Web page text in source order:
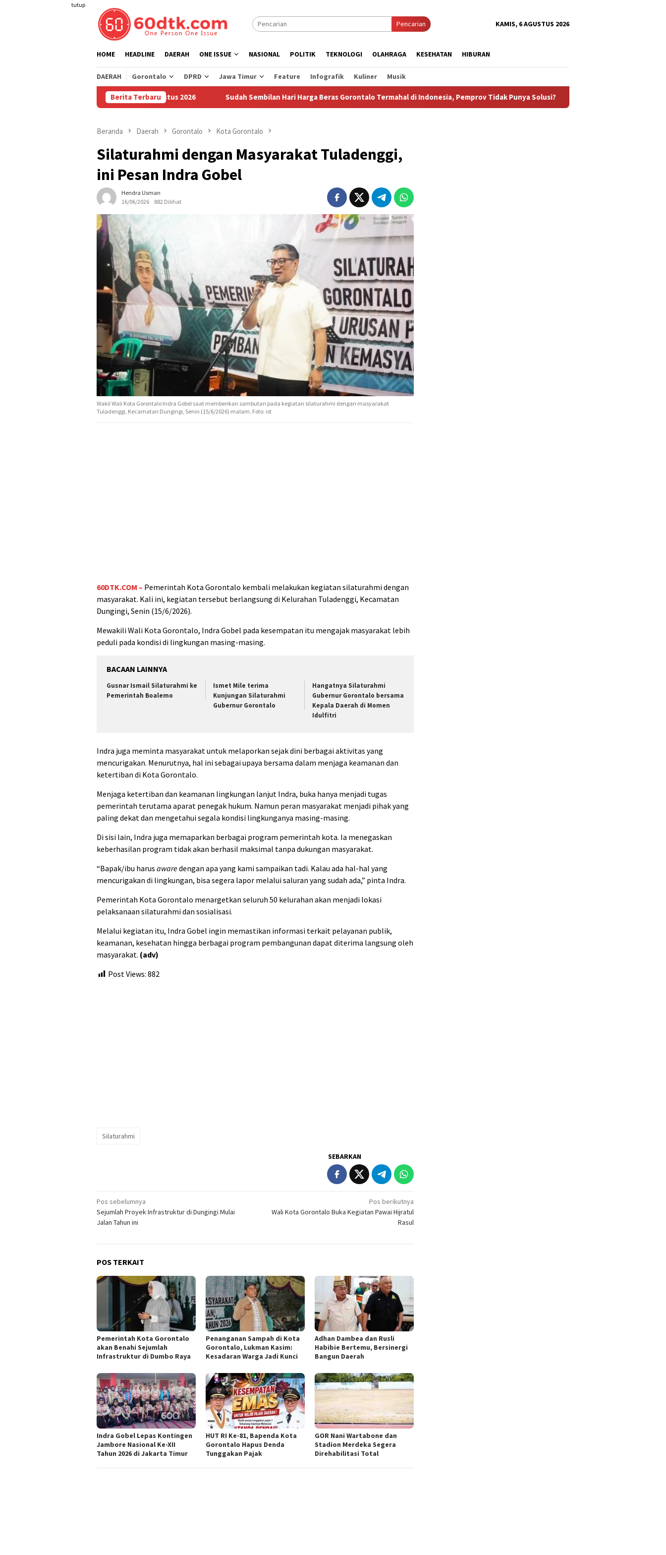
tutup
Pencarian KAMIS, 6 AGUSTUS 2026
HOME HEADLINE DAERAH ONE ISSUE NASIONAL POLITIK TEKNOLOGI OLAHRAGA KESEHATAN HIBURAN
DAERAH Gorontalo DPRD Jawa Timur Feature Infografik Kuliner Musik
Berita Terbaru
di Sulawesi Mulai 1 Agustus 2026 Sudah Sembilan Hari Harga Beras Gorontalo Termahal di Indonesia, Pemprov Tidak Punya Solusi? Aliansi Masyarakat Penambang
Beranda Daerah Gorontalo Kota Gorontalo
Silaturahmi dengan Masyarakat Tuladenggi,
ini Pesan Indra Gobel
Hendra Usman
16/06/2026
882 Dilihat
Wakil Wali Kota Gorontalo Indra Gobel saat memberikan sambutan pada kegiatan silaturahmi dengan masyarakat
Tuladenggi, Kecamatan Dungingi, Senin (15/6/2026) malam. Foto: ist
60DTK.COM – Pemerintah Kota Gorontalo kembali melakukan kegiatan silaturahmi dengan
masyarakat. Kali ini, kegiatan tersebut berlangsung di Kelurahan Tuladenggi, Kecamatan
Dungingi, Senin (15/6/2026).
Mewakili Wali Kota Gorontalo, Indra Gobel pada kesempatan itu mengajak masyarakat lebih
peduli pada kondisi di lingkungan masing-masing.
BACAAN LAINNYA
Gusnar Ismail Silaturahmi ke
Pemerintah Boalemo
Ismet Mile terima
Kunjungan Silaturahmi
Gubernur Gorontalo
Hangatnya Silaturahmi
Gubernur Gorontalo bersama
Kepala Daerah di Momen
Idulfitri
Indra juga meminta masyarakat untuk melaporkan sejak dini berbagai aktivitas yang
mencurigakan. Menurutnya, hal ini sebagai upaya bersama dalam menjaga keamanan dan
ketertiban di Kota Gorontalo.
Menjaga ketertiban dan keamanan lingkungan lanjut Indra, buka hanya menjadi tugas
pemerintah terutama aparat penegak hukum. Namun peran masyarakat menjadi pihak yang
paling dekat dan mengetahui segala kondisi lingkunganya masing-masing.
Di sisi lain, Indra juga memaparkan berbagai program pemerintah kota. Ia menegaskan
keberhasilan program tidak akan berhasil maksimal tanpa dukungan masyarakat.
“Bapak/ibu harus awaredengan apa yang kami sampaikan tadi. Kalau ada hal-hal yang
mencurigakan di lingkungan, bisa segera lapor melalui saluran yang sudah ada,” pinta Indra.
Pemerintah Kota Gorontalo menargetkan seluruh 50 kelurahan akan menjadi lokasi
pelaksanaan silaturahmi dan sosialisasi.
Melalui kegiatan itu, Indra Gobel ingin memastikan informasi terkait pelayanan publik,
keamanan, kesehatan hingga berbagai program pembangunan dapat diterima langsung oleh
masyarakat. (adv)
Post Views: 882
Silaturahmi
SEBARKAN
Navigasi
pos
Pos sebelumnya
Sejumlah Proyek Infrastruktur di Dungingi Mulai
Jalan Tahun ini
Pos berikutnya
Wali Kota Gorontalo Buka Kegiatan Pawai Hijratul
Rasul
POS TERKAIT
Pemerintah Kota Gorontalo
akan Benahi Sejumlah
Infrastruktur di Dumbo Raya
Penanganan Sampah di Kota
Gorontalo, Lukman Kasim:
Kesadaran Warga Jadi Kunci
Adhan Dambea dan Rusli
Habibie Bertemu, Bersinergi
Bangun Daerah
Indra Gobel Lepas Kontingen
Jambore Nasional Ke-XII
Tahun 2026 di Jakarta Timur
HUT RI Ke-81, Bapenda Kota
Gorontalo Hapus Denda
Tunggakan Pajak
GOR Nani Wartabone dan
Stadion Merdeka Segera
Direhabilitasi Total